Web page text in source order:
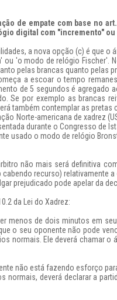
de empate com base no
digital com "incremento"
a nova opção (c) é que
'o modo de relógio Fischer'.
pelas brancas quanto pelas
a escoar o tempo
de 5 segundos é
Se por exemplo as brancas
também contemplar as pretas
Norte-americana de xadrez
durante o Congresso de
usado o modo de relógio
não mais será definitiva
recurso) relativamente a
prejudicado pode apelar da
da Lei do Xadrez:
menos de dois minutos em
o seu oponente não pode
normais. Ele deverá chamar
não está fazendo esforço
normais, deverá declarar a